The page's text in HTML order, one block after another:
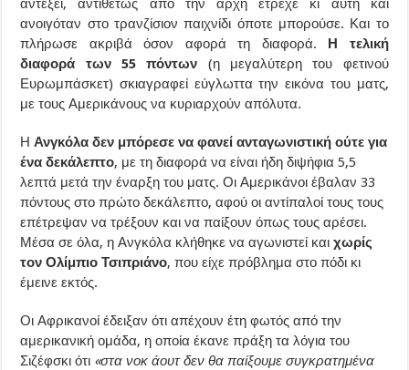
αντέξει, αντιθέτως από την αρχή έτρεχε κι αυτή και
ανοιγόταν στο τρανζίσιον παιχνίδι όποτε μπορούσε. Και το
πλήρωσε ακριβά όσον αφορά τη διαφορά. Η τελική
διαφορά των 55 πόντων (η μεγαλύτερη του φετινού
Ευρωμπάσκετ) σκιαγραφεί εύγλωττα την εικόνα του ματς,
με τους Αμερικάνους να κυριαρχούν απόλυτα.
Η Ανγκόλα δεν μπόρεσε να φανεί ανταγωνιστική ούτε για
ένα δεκάλεπτο, με τη διαφορά να είναι ήδη διψήφια 5,5
λεπτά μετά την έναρξη του ματς. Οι Αμερικάνοι έβαλαν 33
πόντους στο πρώτο δεκάλεπτο, αφού οι αντίπαλοί τους τους
επέτρεψαν να τρέξουν και να παίξουν όπως τους αρέσει.
Μέσα σε όλα, η Ανγκόλα κλήθηκε να αγωνιστεί καιχωρίς
τον Ολίμπιο Τσιπριάνο, που είχε πρόβλημα στο πόδι κι
έμεινε εκτός.
Οι Αφρικανοί έδειξαν ότι απέχουν έτη φωτός από την
αμερικανική ομάδα, η οποία έκανε πράξη τα λόγια του
Σιζέφσκι ότι «στα νοκ άουτ δεν θα παίξουμε συγκρατημένα